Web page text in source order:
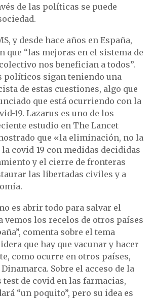
de las políticas se puede
y desde hace años en España,
que “las mejoras en el sistema de
nos benefician a todos”.
políticos sigan teniendo una
de estas cuestiones, algo que
que está ocurriendo con la
19. Lazarus es uno de los
estudio en The Lancet
que «la eliminación, no la
covid-19 con medidas decididas
y el cierre de fronteras
las libertadas civiles y a
es abrir todo para salvar el
vemos los recelos de otros países
comenta sobre el tema
que hay que vacunar y hacer
como ocurre en otros países,
Sobre el acceso de la
test de covid en las farmacias,
“un poquito”, pero su idea es